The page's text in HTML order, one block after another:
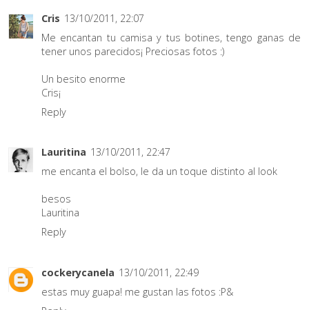
Cris 13/10/2011, 22:07
Me encantan tu camisa y tus botines, tengo ganas de
tener unos parecidos¡ Preciosas fotos :)
Un besito enorme
Cris¡
Reply
Lauritina 13/10/2011, 22:47
me encanta el bolso, le da un toque distinto al look
besos
Lauritina
Reply
cockerycanela 13/10/2011, 22:49
estas muy guapa! me gustan las fotos :P&